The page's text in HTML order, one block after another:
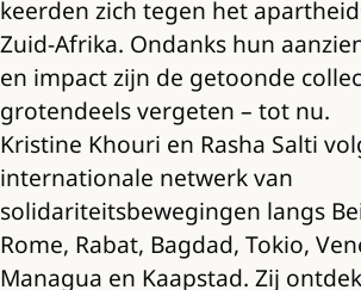
keerden zich tegen het
Zuid-Afrika. Ondanks hun
en impact zijn de getoonde
grotendeels vergeten – tot nu.
Kristine Khouri en Rasha Salti
internationale netwerk van
solidariteitsbewegingen langs
Rome, Rabat, Bagdad, Tokio,
Managua en Kaapstad. Zij